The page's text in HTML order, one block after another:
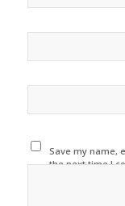
Save my name,
the next time I